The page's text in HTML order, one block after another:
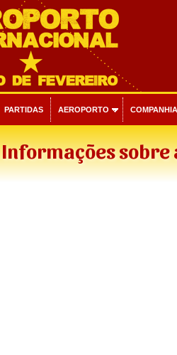
PARTIDAS AEROPORTO
Informações sobre